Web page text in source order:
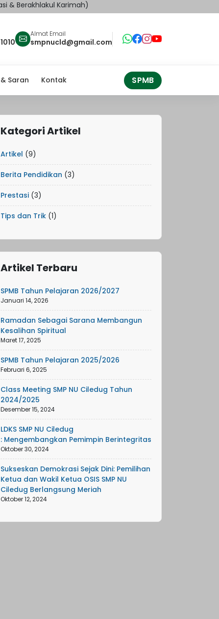
Karimah)
Almat Email
smpnucld@gmail.com
Saran Kontak SPMB
Kategori Artikel
Artikel (9)
Berita Pendidikan (3)
Prestasi (3)
Tips dan Trik (1)
Artikel Terbaru
SPMB Tahun Pelajaran 2026/2027
Januari 14, 2026
Ramadan Sebagai Sarana Membangun
Kesalihan Spiritual
Maret 17, 2025
SPMB Tahun Pelajaran 2025/2026
Februari 6, 2025
Class Meeting SMP NU Ciledug Tahun
2024/2025
Desember 15, 2024
LDKS SMP NU Ciledug
: Mengembangkan Pemimpin Berintegritas
Oktober 30, 2024
Sukseskan Demokrasi Sejak Dini: Pemilihan
Ketua dan Wakil Ketua OSIS SMP NU
Ciledug Berlangsung Meriah
Oktober 12, 2024